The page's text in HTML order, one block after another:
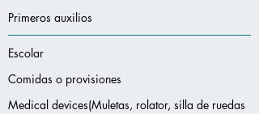
Primeros auxilios
Escolar
Comidas o provisiones
Medical devices(Muletas, rolator, silla de ruedas